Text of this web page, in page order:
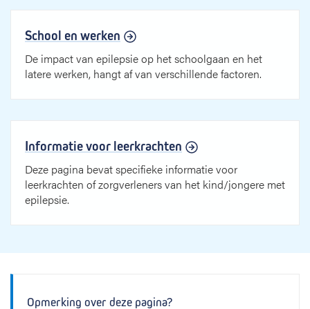
School en werken
De impact van epilepsie op het schoolgaan en het
latere werken, hangt af van verschillende factoren.
Informatie voor leerkrachten
Deze pagina bevat specifieke informatie voor
leerkrachten of zorgverleners van het kind/jongere met
epilepsie.
Opmerking over deze pagina?